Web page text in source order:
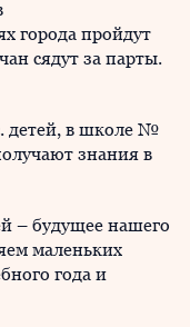
города пройдут
сядут за парты.
детей, в школе №
знания в
– будущее нашего
маленьких
года и